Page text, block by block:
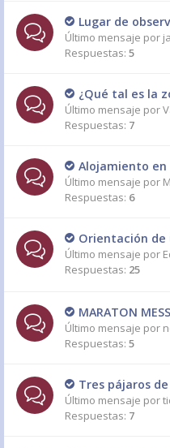
Lugar de
Último mensaje por
Respuestas: 5
¿Qué tal es la
Último mensaje por
Respuestas: 7
Alojamiento en
Último mensaje por
Respuestas: 6
Orientación
Último mensaje por
Respuestas: 25
MARATON
Último mensaje por
Respuestas: 5
Tres pájaros
Último mensaje por
Respuestas: 7